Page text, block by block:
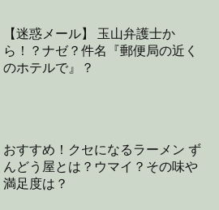
【迷惑メール】 玉山弁護士か
ら！？ナゼ？件名『郵便局の近く
のホテルで』？
おすすめ！クセになるラーメン ず
んどう屋とは？ウマイ？その味や
満足度は？